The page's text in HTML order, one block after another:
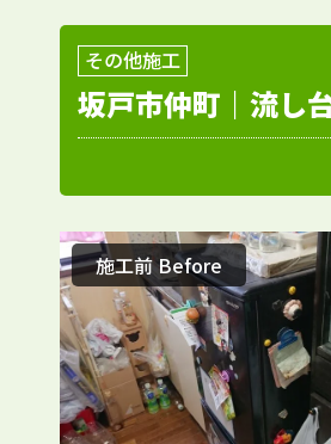
福島県
施工例
その他施工
坂戸市仲町｜流し
施工前 Before